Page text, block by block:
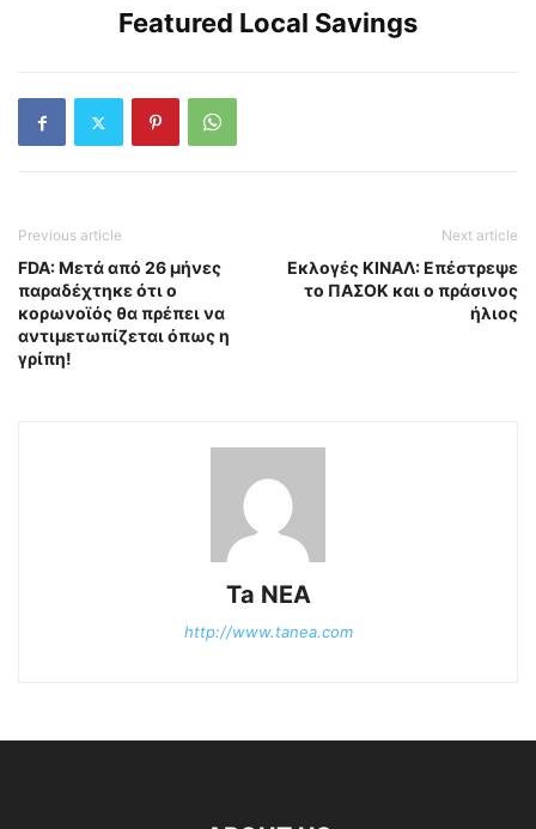
Featured Local Savings
Previous article
FDA: Μετά από 26 μήνες
παραδέχτηκε ότι ο
κορωνοϊός θα πρέπει να
αντιμετωπίζεται όπως η
γρίπη!
Next article
Εκλογές ΚΙΝΑΛ: Επέστρεψε
το ΠΑΣΟΚ και ο πράσινος
ήλιος
Ta NEA
http://www.tanea.com